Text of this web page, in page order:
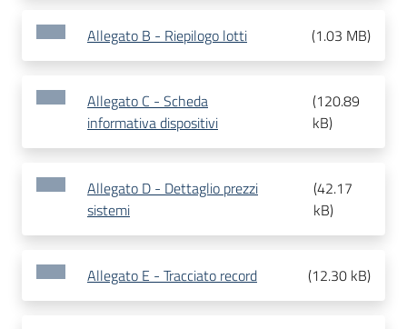
Allegato B - Riepilogo lotti (1.03 MB)
Allegato C - Scheda
informativa dispositivi
(120.89
kB)
Allegato D - Dettaglio prezzi
sistemi
(42.17
kB)
Allegato E - Tracciato record (12.30 kB)